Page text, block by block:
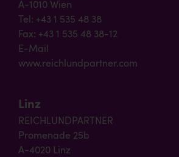
A-1010 Wien
Tel: +43 1 535 48 38
Fax: +43 1 535 48 38-12
E-Mail
www.reichlundpartner.com
Linz
REICHLUNDPARTNER
Promenade 25b
A-4020 Linz